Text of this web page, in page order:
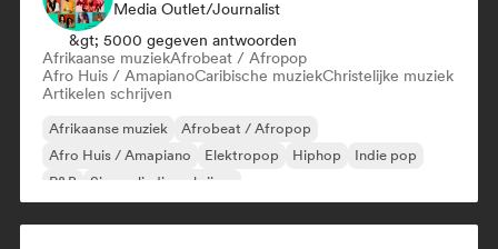
Media Outlet/Journalist
&gt; 5000 gegeven antwoorden
Afrikaanse muziekAfrobeat / Afropop
Afro Huis / AmapianoCaribische muziekChristelijke muziek
Artikelen schrijven
Afrikaanse muziek
Afrobeat / Afropop
Afro Huis / Amapiano
Elektropop Hiphop
Indie pop
R&B
Singer-liedjesschrijver